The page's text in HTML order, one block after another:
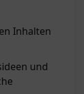
Inhalten
und